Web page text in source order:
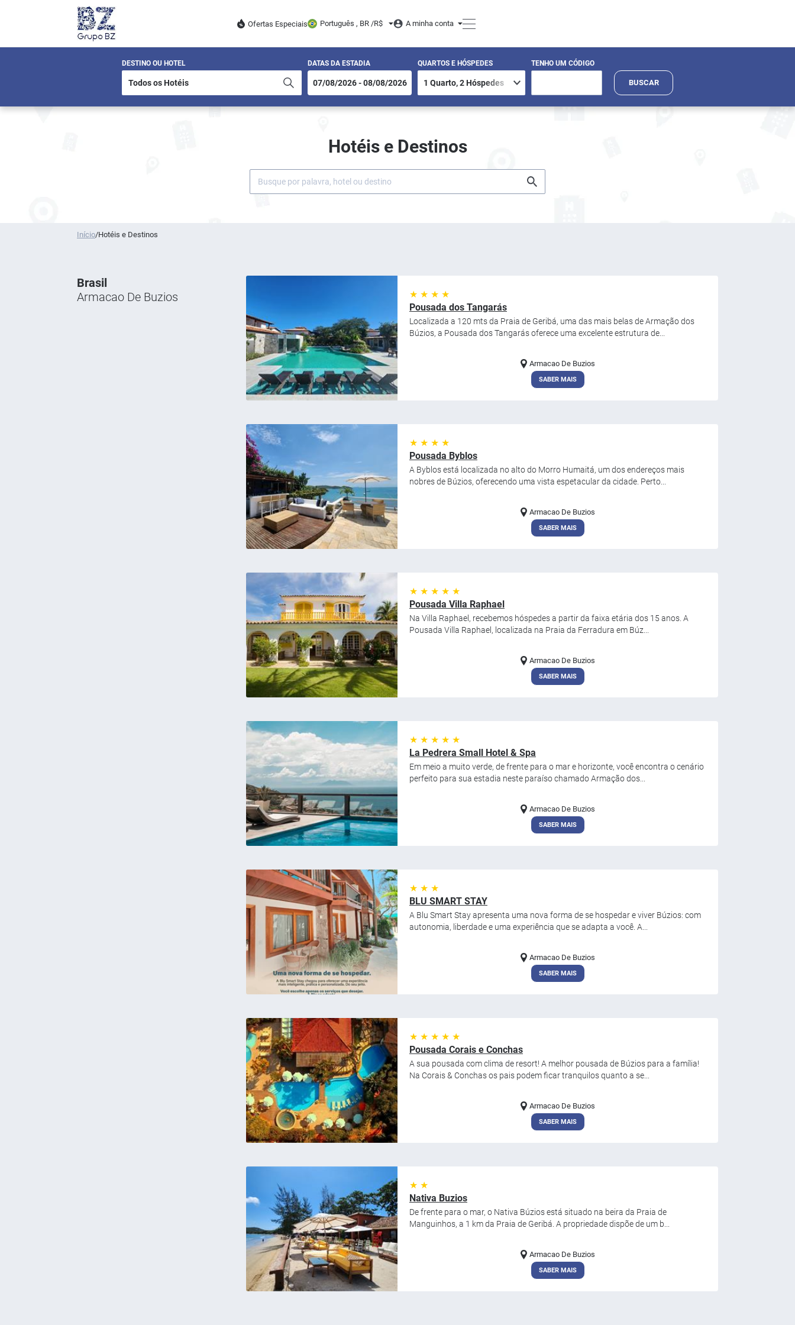
Ofertas Especiais Português , BR /R$ A minha conta
DESTINO OU HOTEL DATAS DA ESTADIA QUARTOS E HÓSPEDES TENHO UM CÓDIGO
BUSCAR
Hotéis e Destinos
Início/Hotéis e Destinos
Brasil
Armacao De Buzios
★ ★ ★ ★
Pousada dos Tangarás
Localizada a 120 mts da Praia de Geribá, uma das mais belas de Armação dos
Búzios, a Pousada dos Tangarás oferece uma excelente estrutura de...
Armacao De Buzios
SABER MAIS
★ ★ ★ ★
Pousada Byblos
A Byblos está localizada no alto do Morro Humaitá, um dos endereços mais
nobres de Búzios, oferecendo uma vista espetacular da cidade. Perto...
Armacao De Buzios
SABER MAIS
★ ★ ★ ★ ★
Pousada Villa Raphael
Na Villa Raphael, recebemos hóspedes a partir da faixa etária dos 15 anos. A
Pousada Villa Raphael, localizada na Praia da Ferradura em Búz...
Armacao De Buzios
SABER MAIS
★ ★ ★ ★ ★
La Pedrera Small Hotel & Spa
Em meio a muito verde, de frente para o mar e horizonte, você encontra o cenário
perfeito para sua estadia neste paraíso chamado Armação dos...
Armacao De Buzios
SABER MAIS
★ ★ ★
BLU SMART STAY
A Blu Smart Stay apresenta uma nova forma de se hospedar e viver Búzios: com
autonomia, liberdade e uma experiência que se adapta a você. A...
Armacao De Buzios
SABER MAIS
★ ★ ★ ★ ★
Pousada Corais e Conchas
A sua pousada com clima de resort! A melhor pousada de Búzios para a família!
Na Corais & Conchas os pais podem ficar tranquilos quanto a se...
Armacao De Buzios
SABER MAIS
★ ★
Nativa Buzios
De frente para o mar, o Nativa Búzios está situado na beira da Praia de
Manguinhos, a 1 km da Praia de Geribá. A propriedade dispõe de um b...
Armacao De Buzios
SABER MAIS